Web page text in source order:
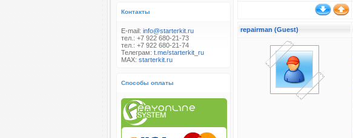
Контакты
E-mail: info@starterkit.ru
тел.: +7 922 680-21-73
тел.: +7 922 680-21-74
Телеграм: t.me/starterkit_ru
MAX: starterkit.ru
Способы оплаты
repairman (Guest)